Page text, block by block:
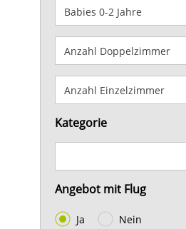
Kategorie
Angebot mit Flug
Ja Nein